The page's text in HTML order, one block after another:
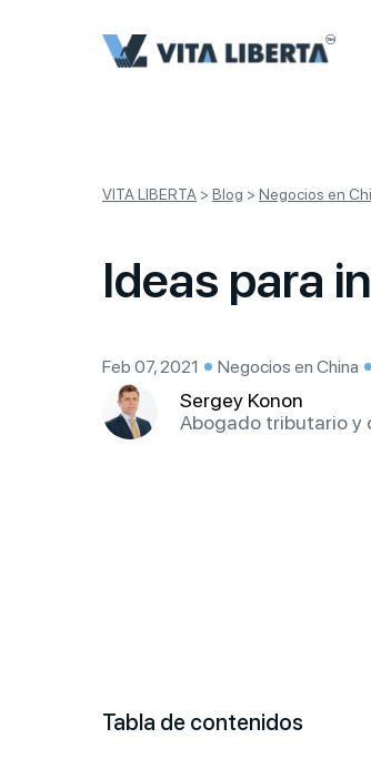
VITA LIBERTA > Blog > Negocios en
Ideas para
Feb 07, 2021 Negocios en China
Sergey Konon
Abogado tributario y
Tabla de contenidos